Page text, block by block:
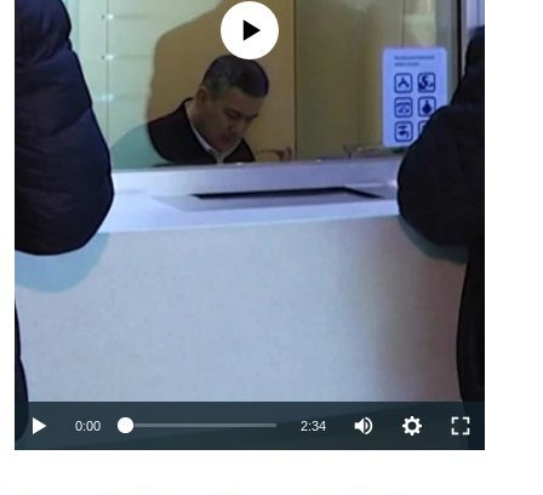
No media source currently available
0:00 2:34